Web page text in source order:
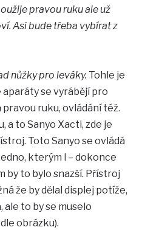
pravou ruku ale už
Asi bude třeba vybírat z
nůžky pro leváky. Tohle je
aparáty se vyrábějí pro
pravou ruku, ovládání též.
a to Sanyo Xacti, zde je
Toto Sanyo se ovládá
kterým l – dokonce
by to bylo snazší. Přístroj
že by dělal displej potíže,
to by se muselo
obrázku).